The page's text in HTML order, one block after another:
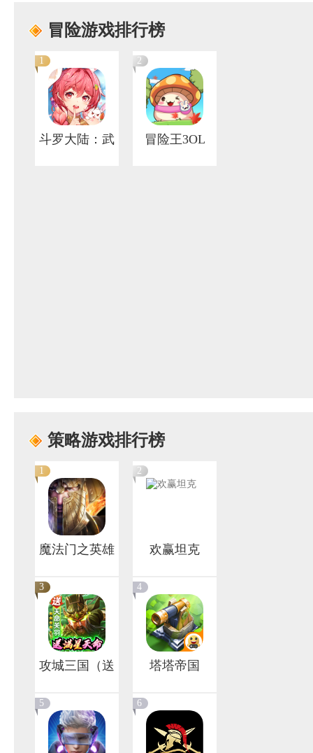
冒险游戏排行榜
1
斗罗大陆：武
2
冒险王3OL
策略游戏排行榜
1
魔法门之英雄
2
欢赢坦克
3
攻城三国（送
充）
4
塔塔帝国
5 6